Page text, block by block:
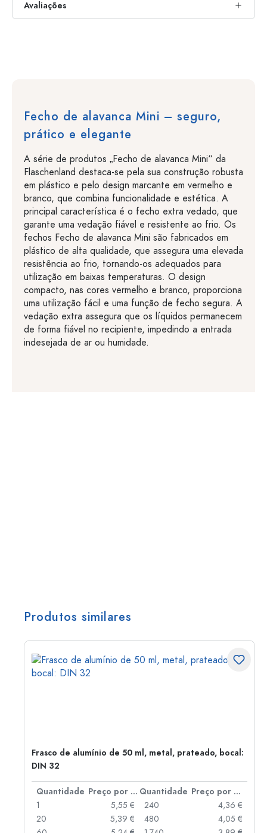
Avaliações
Fecho de alavanca Mini – seguro,
prático e elegante
A série de produtos „Fecho de alavanca Mini“ da
Flaschenland destaca-se pela sua construção robusta
em plástico e pelo design marcante em vermelho e
branco, que combina funcionalidade e estética. A
principal característica é o fecho extra vedado, que
garante uma vedação fiável e resistente ao frio. Os
fechos Fecho de alavanca Mini são fabricados em
plástico de alta qualidade, que assegura uma elevada
resistência ao frio, tornando-os adequados para
utilização em baixas temperaturas. O design
compacto, nas cores vermelho e branco, proporciona
uma utilização fácil e uma função de fecho segura. A
vedação extra assegura que os líquidos permanecem
de forma fiável no recipiente, impedindo a entrada
indesejada de ar ou humidade.
Produtos similares
Frasco de alumínio de 50 ml, metal, prateado, bocal:
DIN 32
Quantidade Preço por peça Quantidade
Preço por peça
1
5,55 €
20
5,39 €
240
4,36 €
480
4,05 €